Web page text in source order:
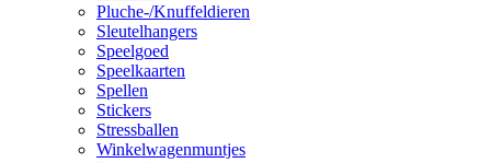
Pluche-/Knuffeldieren
Sleutelhangers
Speelgoed
Speelkaarten
Spellen
Stickers
Stressballen
Winkelwagenmuntjes